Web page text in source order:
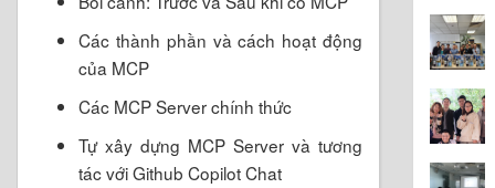
Các thành phần và cách hoạt động
của MCP
Các MCP Server chính thức
Tự xây dựng MCP Server và tương
tác với Github Copilot Chat